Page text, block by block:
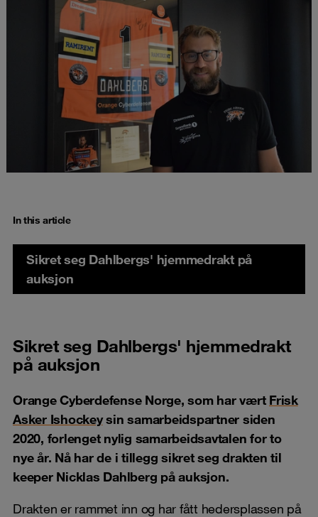
In this article
Sikret seg Dahlbergs' hjemmedrakt på
auksjon
Sikret seg Dahlbergs' hjemmedrakt
på auksjon
Orange Cyberdefense Norge, som har vært Frisk
Asker Ishockeysin samarbeidspartner siden
2020, forlenget nylig samarbeidsavtalen for to
nye år. Nå har de i tillegg sikret seg drakten til
keeper Nicklas Dahlberg på auksjon.
Drakten er rammet inn og har fått hedersplassen på